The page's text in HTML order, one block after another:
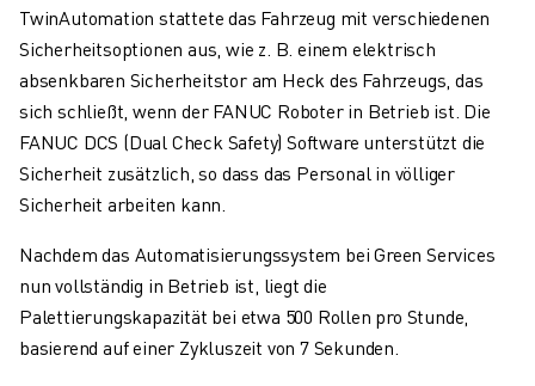
TwinAutomation stattete das Fahrzeug mit verschiedenen
Sicherheitsoptionen aus, wie z. B. einem elektrisch
absenkbaren Sicherheitstor am Heck des Fahrzeugs, das
sich schließt, wenn der FANUC Roboter in Betrieb ist. Die
FANUC DCS (Dual Check Safety) Software unterstützt die
Sicherheit zusätzlich, so dass das Personal in völliger
Sicherheit arbeiten kann.
Nachdem das Automatisierungssystem bei Green Services
nun vollständig in Betrieb ist, liegt die
Palettierungskapazität bei etwa 500 Rollen pro Stunde,
basierend auf einer Zykluszeit von 7 Sekunden.